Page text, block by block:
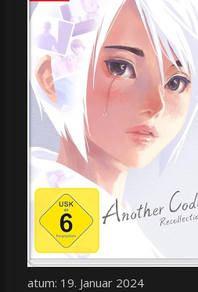
atum: 19. Januar 2024